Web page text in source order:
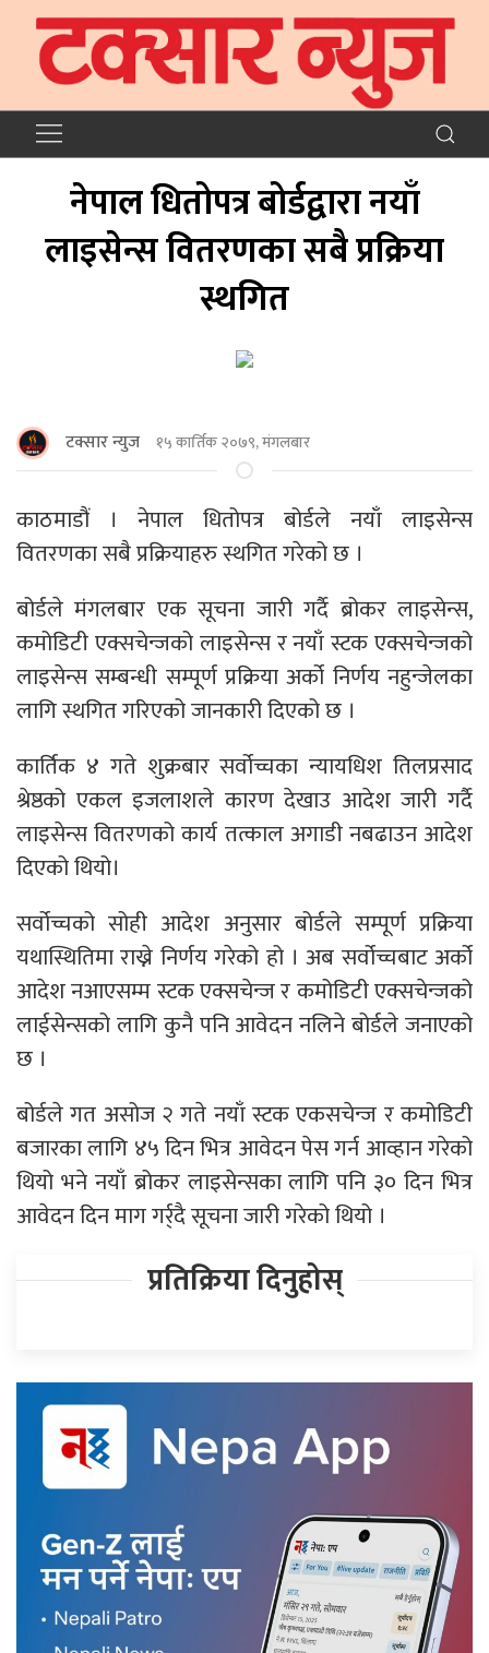
नेपाल धितोपत्र बोर्डद्वारा नयाँ
लाइसेन्स वितरणका सबै प्रक्रिया
स्थगित
टक्सार न्युज १५ कार्तिक २०७९, मंगलबार
काठमाडौं । नेपाल धितोपत्र बोर्डले नयाँ लाइसेन्स
वितरणका सबै प्रक्रियाहरु स्थगित गरेको छ ।
बोर्डले मंगलबार एक सूचना जारी गर्दै ब्रोकर लाइसेन्स,
कमोडिटी एक्सचेन्जको लाइसेन्स र नयाँ स्टक एक्सचेन्जको
लाइसेन्स सम्बन्धी सम्पूर्ण प्रक्रिया अर्को निर्णय नहुन्जेलका
लागि स्थगित गरिएको जानकारी दिएको छ ।
कार्तिक ४ गते शुक्रबार सर्वोच्चका न्यायधिश तिलप्रसाद
श्रेष्ठको एकल इजलाशले कारण देखाउ आदेश जारी गर्दै
लाइसेन्स वितरणको कार्य तत्काल अगाडी नबढाउन आदेश
दिएको थियो।
सर्वोच्चको सोही आदेश अनुसार बोर्डले सम्पूर्ण प्रक्रिया
यथास्थितिमा राख्ने निर्णय गरेको हो । अब सर्वोच्चबाट अर्को
आदेश नआएसम्म स्टक एक्सचेन्ज र कमोडिटी एक्सचेन्जको
लाईसेन्सको लागि कुनै पनि आवेदन नलिने बोर्डले जनाएको
छ ।
बोर्डले गत असोज २ गते नयाँ स्टक एकसचेन्ज र कमोडिटी
बजारका लागि ४५ दिन भित्र आवेदन पेस गर्न आव्हान गरेको
थियो भने नयाँ ब्रोकर लाइसेन्सका लागि पनि ३० दिन भित्र
आवेदन दिन माग गर्र्दै सूचना जारी गरेको थियो ।
प्रतिक्रिया दिनुहोस्